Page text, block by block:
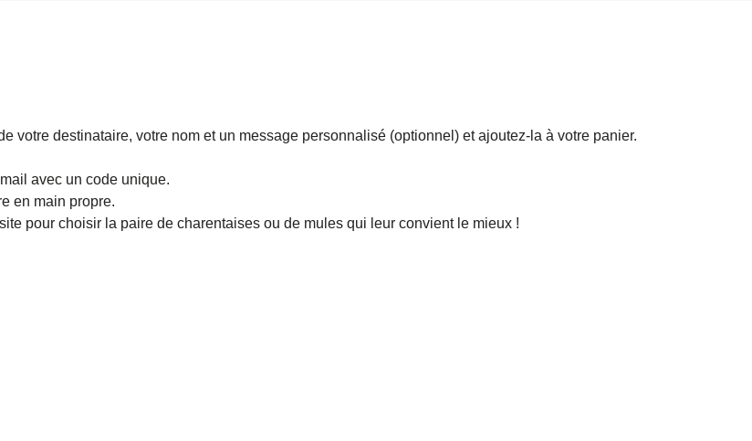
votre destinataire, votre nom et un message personnalisé (optionnel) et ajoutez-la à votre panier.
avec un code unique.
en main propre.
pour choisir la paire de charentaises ou de mules qui leur convient le mieux !